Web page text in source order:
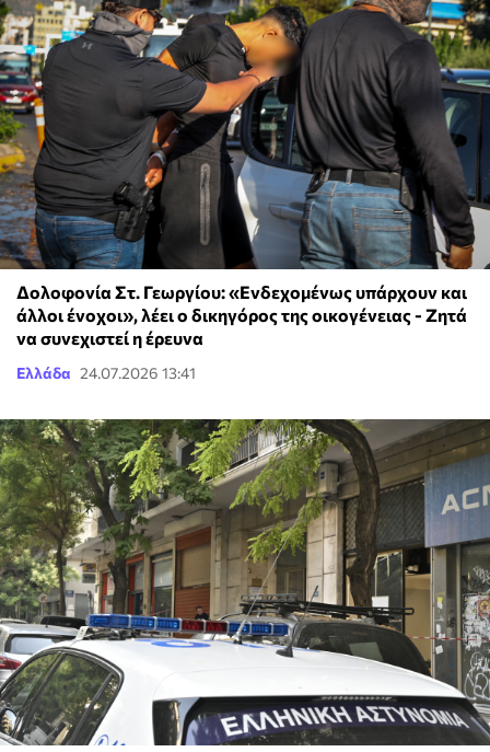
Δολοφονία Στ. Γεωργίου: «Ενδεχομένως υπάρχουν και
άλλοι ένοχοι», λέει ο δικηγόρος της οικογένειας - Ζητά
να συνεχιστεί η έρευνα
Ελλάδα 24.07.2026 13:41